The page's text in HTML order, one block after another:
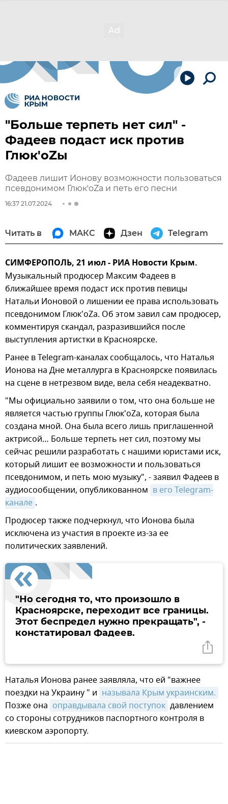
"Больше терпеть нет сил" -
Фадеев подаст иск против
Глюк'oZы
Фадеев лишит Ионову возможности пользоваться
псевдонимом Глюк'oZa и петь его песни
16:37 21.07.2024
Читать в МАКС Дзен Telegram
СИМФЕРОПОЛЬ, 21 июл - РИА Новости Крым.
Музыкальный продюсер Максим Фадеев в
ближайшее время подаст иск против певицы
Натальи Ионовой о лишении ее права использовать
псевдонимом Глюк'oZa. Об этом завил сам продюсер,
комментируя скандал, разразившийся после
выступления артистки в Красноярске.
Ранее в Telegram-каналах сообщалось, что Наталья
Ионова на Дне металлурга в Красноярске появилась
на сцене в нетрезвом виде, вела себя неадекватно.
"Мы официально заявили о том, что она больше не
является частью группы Глюк'oZa, которая была
создана мной. Она была всего лишь приглашенной
актрисой… Больше терпеть нет сил, поэтому мы
сейчас решили разработать с нашими юристами иск,
который лишит ее возможности и пользоваться
псевдонимом, и петь мою музыку", - заявил Фадеев в
аудиосообщении, опубликованном в его Telegram-
канале .
Продюсер также подчеркнул, что Ионова была
исключена из участия в проекте из-за ее
политических заявлений.
"Но сегодня то, что произошло в
Красноярске, переходит все границы.
Этот беспредел нужно прекращать", -
констатировал Фадеев.
Наталья Ионова ранее заявляла, что ей "важнее
поездки на Украину " и называла Крым украинским.
Позже она оправдывала свой поступок давлением
со стороны сотрудников паспортного контроля в
киевском аэропорту.